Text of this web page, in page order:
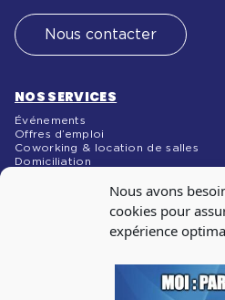
Nous avons
cookies pour
expérience
Nous contacter
NOS SERVICES
Événements
Offres d’emploi
Coworking & location de salles
Domiciliation